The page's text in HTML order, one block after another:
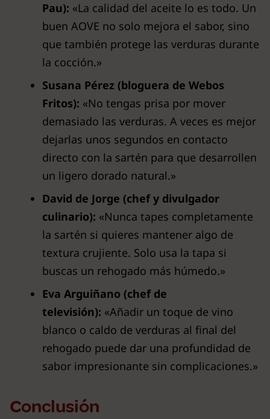
Pau): «La calidad del aceite lo es todo. Un
buen AOVE no solo mejora el sabor, sino
que también protege las verduras durante
la cocción.»
Susana Pérez (bloguera de Webos
Fritos): «No tengas prisa por mover
demasiado las verduras. A veces es mejor
dejarlas unos segundos en contacto
directo con la sartén para que desarrollen
un ligero dorado natural.»
David de Jorge (chef y divulgador
culinario): «Nunca tapes completamente
la sartén si quieres mantener algo de
textura crujiente. Solo usa la tapa si
buscas un rehogado más húmedo.»
Eva Arguiñano (chef de
televisión): «Añadir un toque de vino
blanco o caldo de verduras al final del
rehogado puede dar una profundidad de
sabor impresionante sin complicaciones.»
Conclusión